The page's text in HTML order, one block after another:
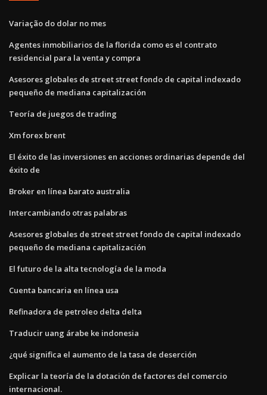
Variação do dolar no mes
Agentes inmobiliarios de la florida como es el contrato
residencial para la venta y compra
Asesores globales de street street fondo de capital indexado
pequeño de mediana capitalización
Teoría de juegos de trading
Xm forex brent
El éxito de las inversiones en acciones ordinarias depende del
éxito de
Broker en línea barato australia
Intercambiando otras palabras
Asesores globales de street street fondo de capital indexado
pequeño de mediana capitalización
El futuro de la alta tecnología de la moda
Cuenta bancaria en línea usa
Refinadora de petroleo delta delta
Traducir uang árabe ke indonesia
¿qué significa el aumento de la tasa de deserción
Explicar la teoría de la dotación de factores del comercio
internacional.